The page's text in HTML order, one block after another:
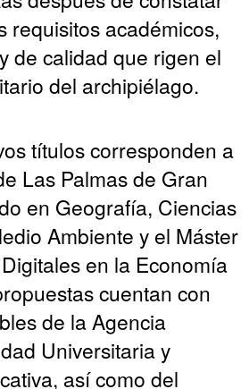
requisitos académicos,
de calidad que rigen el
del archipiélago.
títulos corresponden a
Las Palmas de Gran
en Geografía, Ciencias
Ambiente y el Máster
en la Economía
cuentan con
de la Agencia
Universitaria y
así como del